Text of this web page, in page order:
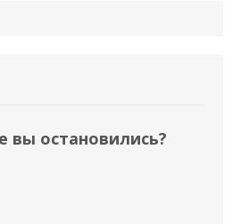
вы остановились?